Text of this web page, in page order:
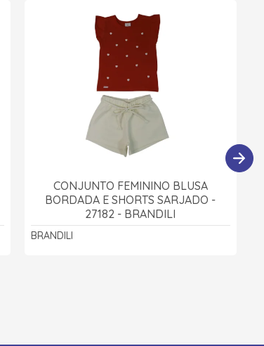
CONJUNTO FEMININO BLUSA
BORDADA E SHORTS SARJADO -
27182 - BRANDILI
BRANDILI